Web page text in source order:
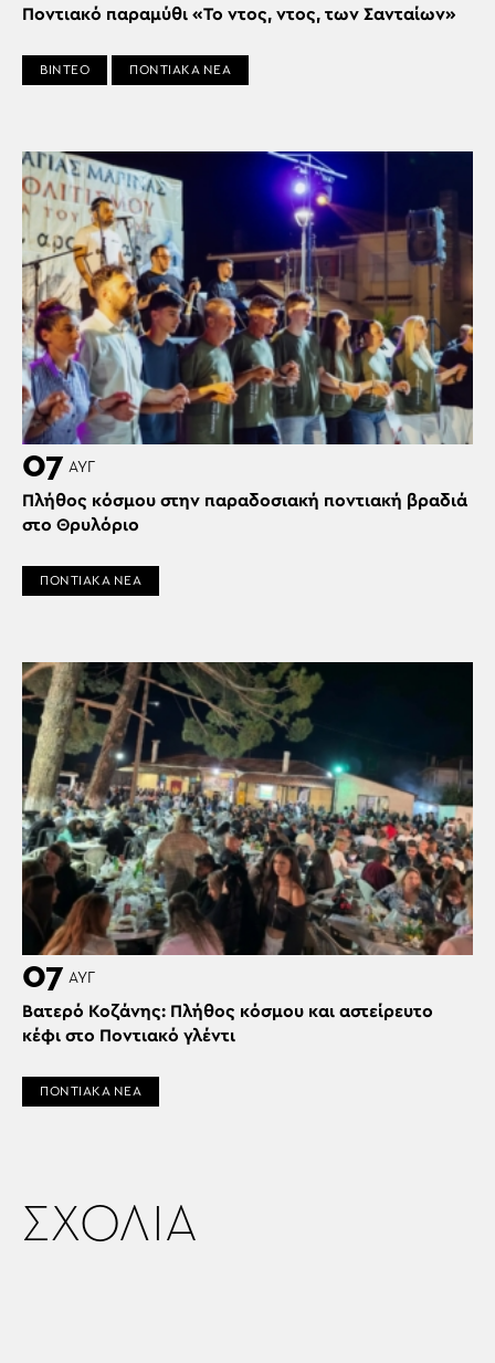
Ποντιακό παραμύθι «Το ντος, ντος, των Σανταίων»
ΒΙΝΤΕΟ ΠΟΝΤΙΑΚΑ ΝΕΑ
07 ΑΥΓ
Πλήθος κόσμου στην παραδοσιακή ποντιακή βραδιά
στο Θρυλόριο
ΠΟΝΤΙΑΚΑ ΝΕΑ
07 ΑΥΓ
Βατερό Κοζάνης: Πλήθος κόσμου και αστείρευτο
κέφι στο Ποντιακό γλέντι
ΠΟΝΤΙΑΚΑ ΝΕΑ
ΣΧΟΛΙΑ